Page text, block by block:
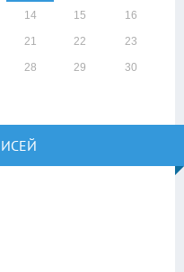
14 15 16
21 22 23
28 29 30